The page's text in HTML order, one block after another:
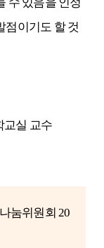
점이기도 할 것
교실 교수
눔위원회 20